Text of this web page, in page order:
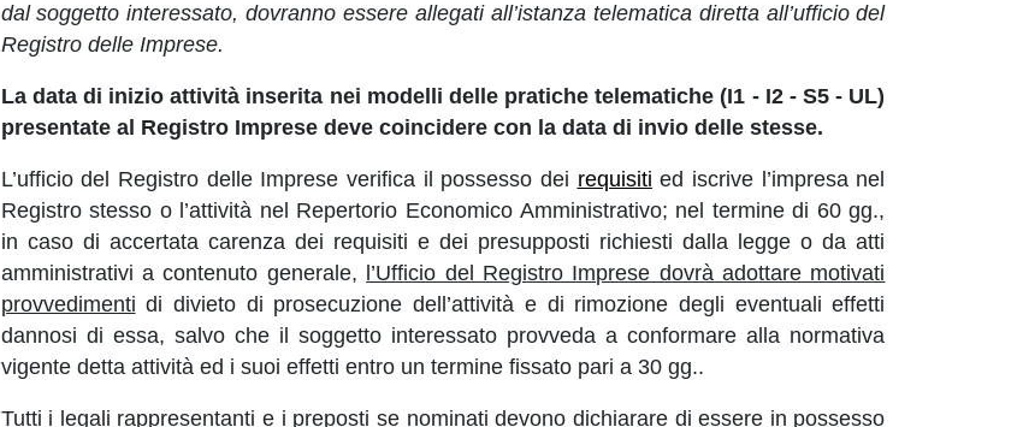
dal soggetto interessato, dovranno essere allegati all’istanza telematica diretta all’ufficio del
Registro delle Imprese.
La data di inizio attività inserita nei modelli delle pratiche telematiche (I1 - I2 - S5 - UL)
presentate al Registro Imprese deve coincidere con la data di invio delle stesse.
L’ufficio del Registro delle Imprese verifica il possesso dei requisiti ed iscrive l’impresa nel
Registro stesso o l’attività nel Repertorio Economico Amministrativo; nel termine di 60 gg.,
in caso di accertata carenza dei requisiti e dei presupposti richiesti dalla legge o da atti
amministrativi a contenuto generale, l’Ufficio del Registro Imprese dovrà adottare motivati
provvedimenti di divieto di prosecuzione dell’attività e di rimozione degli eventuali effetti
dannosi di essa, salvo che il soggetto interessato provveda a conformare alla normativa
vigente detta attività ed i suoi effetti entro un termine fissato pari a 30 gg..
Tutti i legali rappresentanti e i preposti se nominati devono dichiarare di essere in possesso